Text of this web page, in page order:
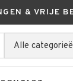
& VRIJE
Alle